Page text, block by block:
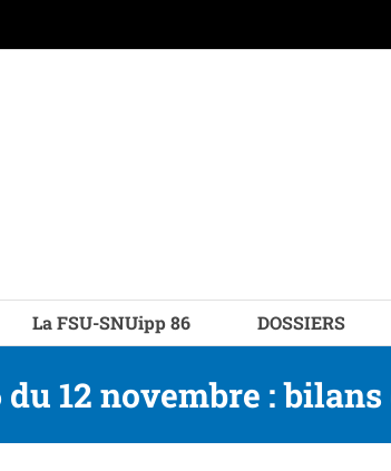
La FSU-SNUipp 86 DOSSIERS
du 12 novembre :